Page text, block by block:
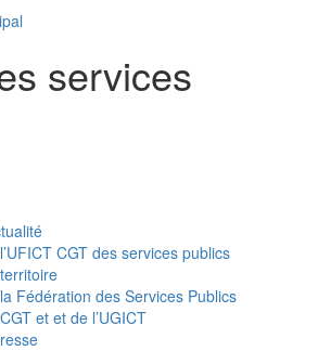
services
CGT des services publics
la Fédération des Services Publics
et et de l’UGICT